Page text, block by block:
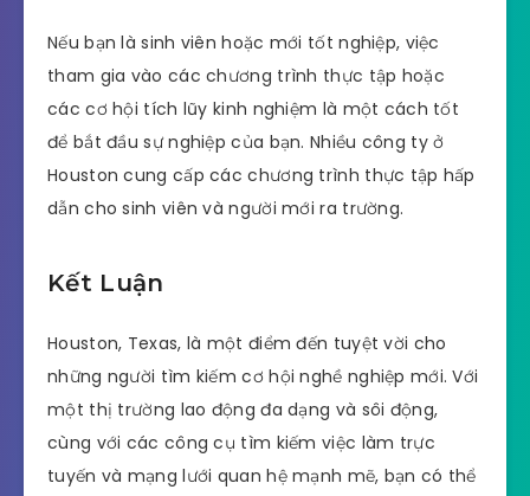
Nếu bạn là sinh viên hoặc mới tốt nghiệp, việc
tham gia vào các chương trình thực tập hoặc
các cơ hội tích lũy kinh nghiệm là một cách tốt
để bắt đầu sự nghiệp của bạn. Nhiều công ty ở
Houston cung cấp các chương trình thực tập hấp
dẫn cho sinh viên và người mới ra trường.
Kết Luận
Houston, Texas, là một điểm đến tuyệt vời cho
những người tìm kiếm cơ hội nghề nghiệp mới. Với
một thị trường lao động đa dạng và sôi động,
cùng với các công cụ tìm kiếm việc làm trực
tuyến và mạng lưới quan hệ mạnh mẽ, bạn có thể